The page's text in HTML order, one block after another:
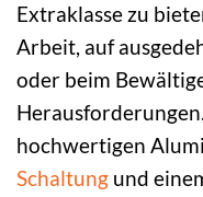
Extraklasse zu
Arbeit, auf
oder beim
hochwertigen
Schaltung und